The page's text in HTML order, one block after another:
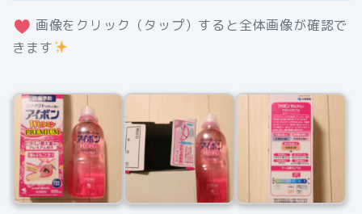
画像をクリック（タップ）すると全体画像が確認で
きます